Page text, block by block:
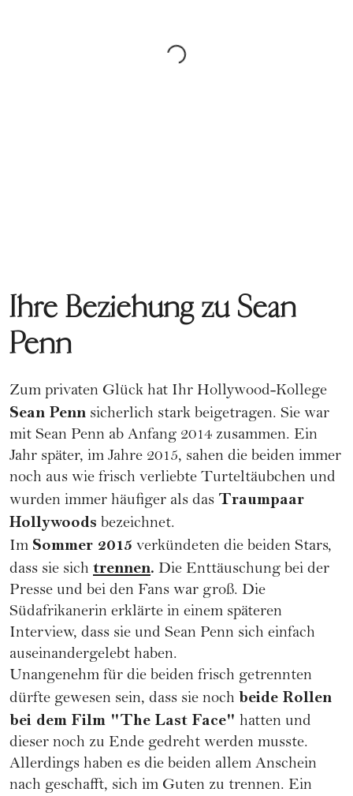
Ihre Beziehung zu Sean
Penn
Zum privaten Glück hat Ihr Hollywood-Kollege
Sean Penn sicherlich stark beigetragen. Sie war
mit Sean Penn ab Anfang 2014 zusammen. Ein
Jahr später, im Jahre 2015, sahen die beiden immer
noch aus wie frisch verliebte Turteltäubchen und
wurden immer häufiger als das Traumpaar
Hollywoods bezeichnet.
Im Sommer 2015 verkündeten die beiden Stars,
dass sie sich trennen. Die Enttäuschung bei der
Presse und bei den Fans war groß. Die
Südafrikanerin erklärte in einem späteren
Interview, dass sie und Sean Penn sich einfach
auseinandergelebt haben.
Unangenehm für die beiden frisch getrennten
dürfte gewesen sein, dass sie noch beide Rollen
bei dem Film "The Last Face" hatten und
dieser noch zu Ende gedreht werden musste.
Allerdings haben es die beiden allem Anschein
nach geschafft, sich im Guten zu trennen. Ein